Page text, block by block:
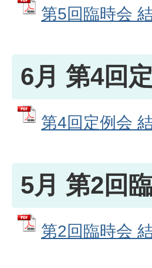
第5回臨時会
6月 第4回
第4回定例会
5月 第2回
第2回臨時会